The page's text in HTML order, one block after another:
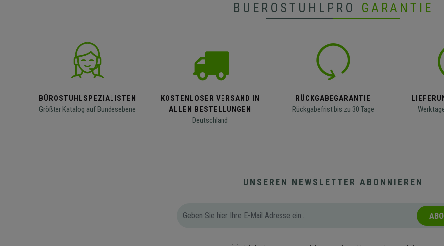
BUEROSTUHLPRO GARANTIE
BÜROSTUHLSPEZIALISTEN
Größter Katalog auf Bundesebene
KOSTENLOSER VERSAND IN
ALLEN BESTELLUNGEN
Deutschland
RÜCKGABEGARANTIE
Rückgabefrist bis zu 30 Tage
UNSEREN NEWSLETTER ABONNIEREN